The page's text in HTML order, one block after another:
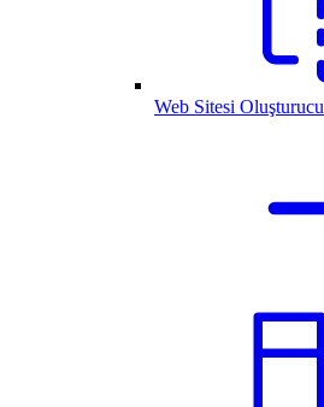
Web Sitesi Oluşturucu